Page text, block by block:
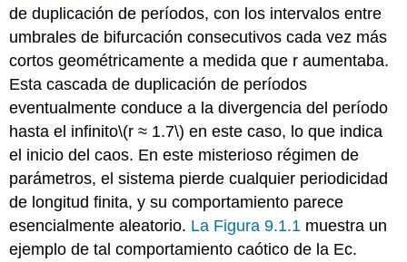
de duplicación de períodos, con los intervalos entre
umbrales de bifurcación consecutivos cada vez más
cortos geométricamente a medida que r aumentaba.
Esta cascada de duplicación de períodos
eventualmente conduce a la divergencia del período
hasta el infinito\(r ≈ 1.7\) en este caso, lo que indica
el inicio del caos. En este misterioso régimen de
parámetros, el sistema pierde cualquier periodicidad
de longitud finita, y su comportamiento parece
esencialmente aleatorio. La Figura 9.1.1 muestra un
ejemplo de tal comportamiento caótico de la Ec.